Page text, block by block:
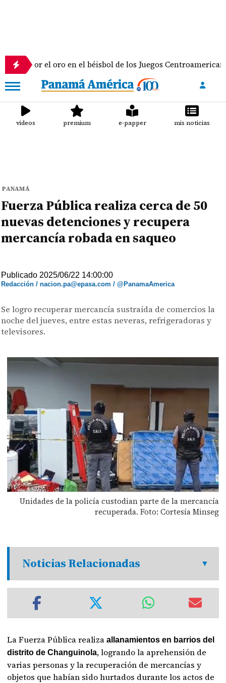
por el oro en el béisbol de los Juegos Centroamericanos y
videos premium e-papper mis noticias
PANAMÁ
Fuerza Pública realiza cerca de 50
nuevas detenciones y recupera
mercancía robada en saqueo
Publicado 2025/06/22 14:00:00
Redacción / nacion.pa@epasa.com / @PanamaAmerica
Se logro recuperar mercancía sustraída de comercios la
noche del jueves, entre estas neveras, refrigeradoras y
televisores.
Unidades de la policía custodian parte de la mercancía
recuperada. Foto: Cortesía Minseg
Noticias Relacionadas
La Fuerza Pública realizaallanamientos en barrios del
distrito de Changuinola, logrando la aprehensión de
varias personas y la recuperación de mercancías y
objetos que habían sido hurtados durante los actos de